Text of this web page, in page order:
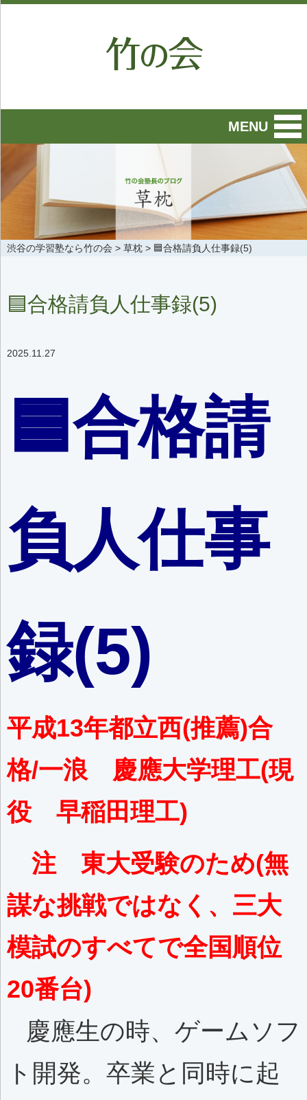
MENU
渋谷の学習塾なら竹の会 > 草枕> 🟦合格請負人仕事録(5)
🟦合格請負人仕事録(5)
2025.11.27
🟦合格請
負人仕事
録(5)
平成13年都立西(推薦)合
格/一浪 慶應大学理工(現
役 早稲田理工)
注 東大受験のため(無
謀な挑戦ではなく、三大
模試のすべてで全国順位
20番台)
慶應生の時、ゲームソフ
ト開発。卒業と同時に起